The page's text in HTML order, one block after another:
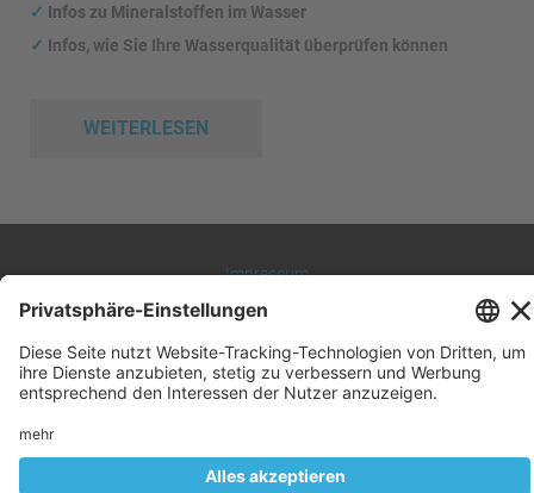
✓ Infos zu Mineralstoffen im Wasser
✓ Infos, wie Sie Ihre Wasserqualität überprüfen können
WEITERLESEN
Impressum